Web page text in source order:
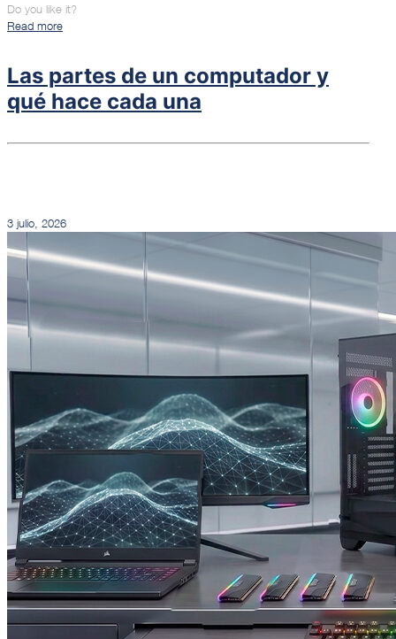
Do you like it?
Read more
Las partes de un computador y
qué hace cada una
3 julio, 2026